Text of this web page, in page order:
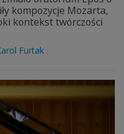
kompozycje Mozarta,
kontekst twórczości
Furtak